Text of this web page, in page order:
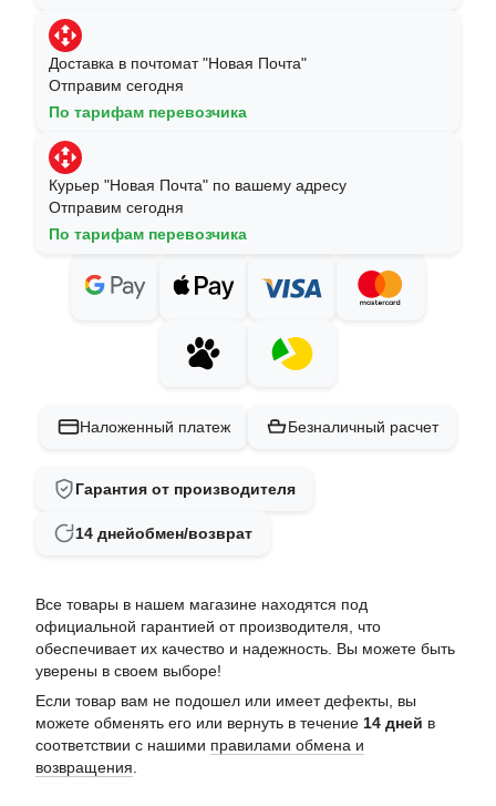
Доставка в почтомат "Новая Почта"
Отправим сегодня
По тарифам перевозчика
Курьер "Новая Почта" по вашему адресу
Отправим сегодня
По тарифам перевозчика
Наложенный платеж Безналичный расчет
Гарантия от производителя
14 днейобмен/возврат
Все товары в нашем магазине находятся под
официальной гарантией от производителя, что
обеспечивает их качество и надежность. Вы можете быть
уверены в своем выборе!
Если товар вам не подошел или имеет дефекты, вы
можете обменять его или вернуть в течение 14 дней в
соответствии с нашими правилами обмена и
возвращения